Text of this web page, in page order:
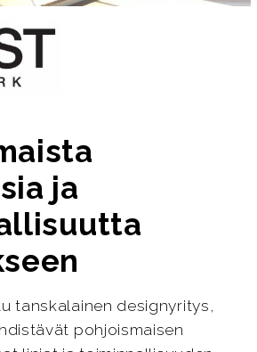
ja
tanskalainen designyritys,
pohjoismaisen